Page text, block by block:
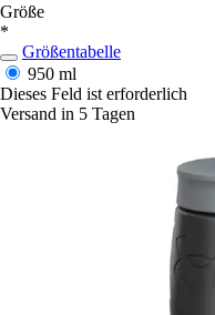
Größe
*
Größentabelle
950 ml
Dieses Feld ist erforderlich
Versand in 5 Tagen